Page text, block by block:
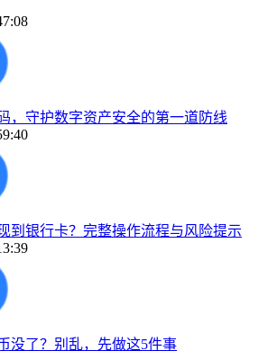
，守护数字资产安全的第一道防线
到银行卡？完整操作流程与风险提示
没了？别乱，先做这5件事